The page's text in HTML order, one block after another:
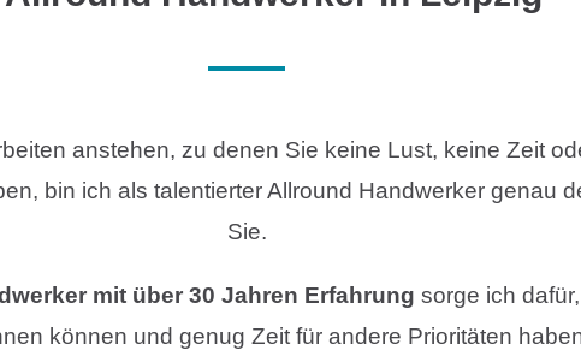
anstehen, zu denen Sie keine Lust, keine Zeit
bin ich als talentierter Allround Handwerker genau
Sie.
mit über 30 Jahren Erfahrung sorge ich
können und genug Zeit für andere Prioritäten